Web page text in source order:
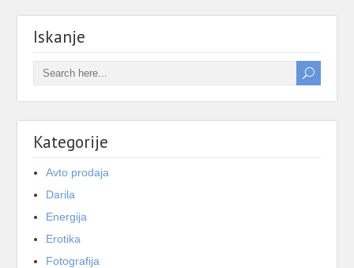
Iskanje
Kategorije
Avto prodaja
Darila
Energija
Erotika
Fotografija